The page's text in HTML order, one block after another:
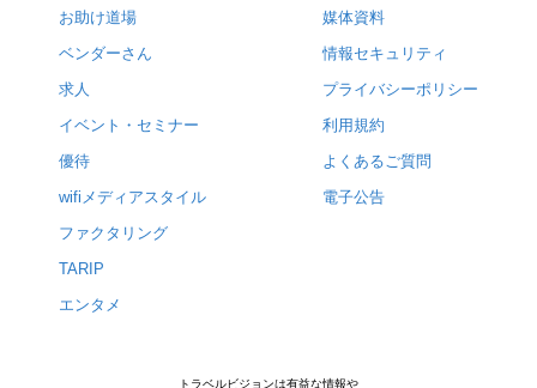
お助け道場
ベンダーさん
求人
イベント・セミナー
優待
wifiメディアスタイル
ファクタリング
TARIP
エンタメ
媒体資料
情報セキュリティ
プライバシーポリシー
利用規約
よくあるご質問
電子公告
トラベルビジョンは有益な情報や